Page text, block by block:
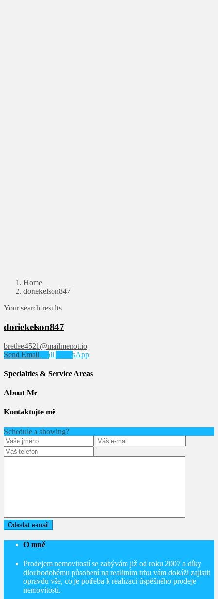
Home
doriekelson847
Your search results
doriekelson847
bretlee4521@mailmenot.io
Send Email
Call WhatsApp
Specialties & Service Areas
About Me
Kontaktujte mě
Schedule a showing?
O mně
Prodejem nemovitostí se zabývám již od roku 2007 a díky
dlouhodobému působení na realitním trhu vám dokáži zajistit
opravdu vše, co je potřeba k realizaci úspěšného prodeje
nemovitosti.